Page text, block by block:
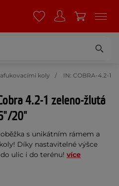
koly IN: COBRA-4.2-1
4.2-1 zeleno-žlutá
20"
s unikátním rámem a
Díky nastavitelné výšce
ulic i do terénu! více